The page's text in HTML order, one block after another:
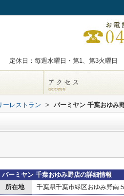
定休日：毎週水曜日・第1、第3火曜日
ーレストラン > バーミヤン 千葉おゆみ
バーミヤン 千葉おゆみ野店の詳細情報
所在地
千葉県千葉市緑区おゆみ野南